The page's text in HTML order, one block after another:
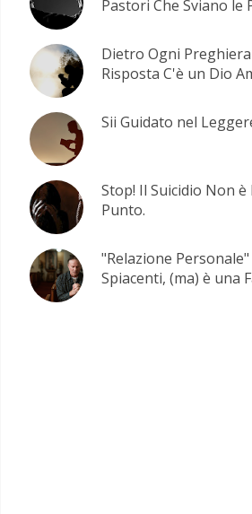
Pastori Che Sviano le
Dietro Ogni
Risposta C'è un Dio
Sii Guidato nel
Stop! Il Suicidio Non
Punto.
"Relazione
Spiacenti, (ma) è una